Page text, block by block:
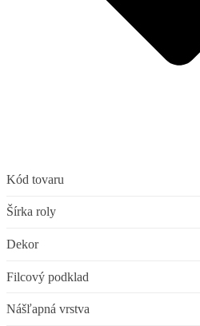
Kód tovaru
Šírka roly
Dekor
Filcový podklad
Nášľapná vrstva